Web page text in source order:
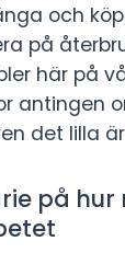
och
på
här på
antingen
det lilla
på hur